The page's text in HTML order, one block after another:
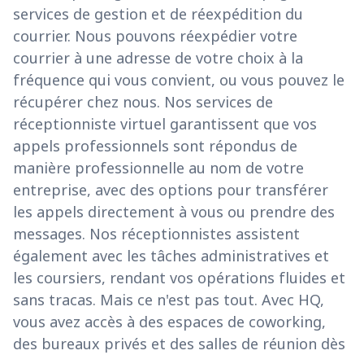
services de gestion et de réexpédition du
courrier. Nous pouvons réexpédier votre
courrier à une adresse de votre choix à la
fréquence qui vous convient, ou vous pouvez le
récupérer chez nous. Nos services de
réceptionniste virtuel garantissent que vos
appels professionnels sont répondus de
manière professionnelle au nom de votre
entreprise, avec des options pour transférer
les appels directement à vous ou prendre des
messages. Nos réceptionnistes assistent
également avec les tâches administratives et
les coursiers, rendant vos opérations fluides et
sans tracas. Mais ce n'est pas tout. Avec HQ,
vous avez accès à des espaces de coworking,
des bureaux privés et des salles de réunion dès